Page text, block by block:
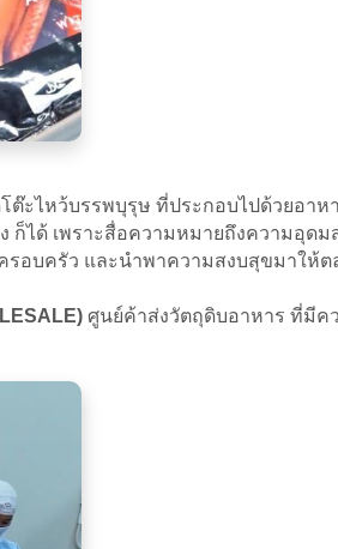
ต๊ะไหว้บรรพบุรุษ ที่ประกอบไปด้วยอา
ก็ได้ เพราะสื่อความหมายถึงความอุด
อบครัว และนำพาความสงบสุขมาให้ต
ศูนย์ค้าส่งวัตถุดิบอาหาร ที่มีค